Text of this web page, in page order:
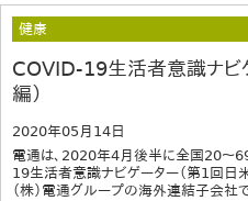
健康
COVID-19生活者意識ナビ
編）
2020年05月14日
電通は、2020年4月後半に全国20～
19生活者意識ナビゲーター（第1回日米
（株）電通グループの海外連結子会